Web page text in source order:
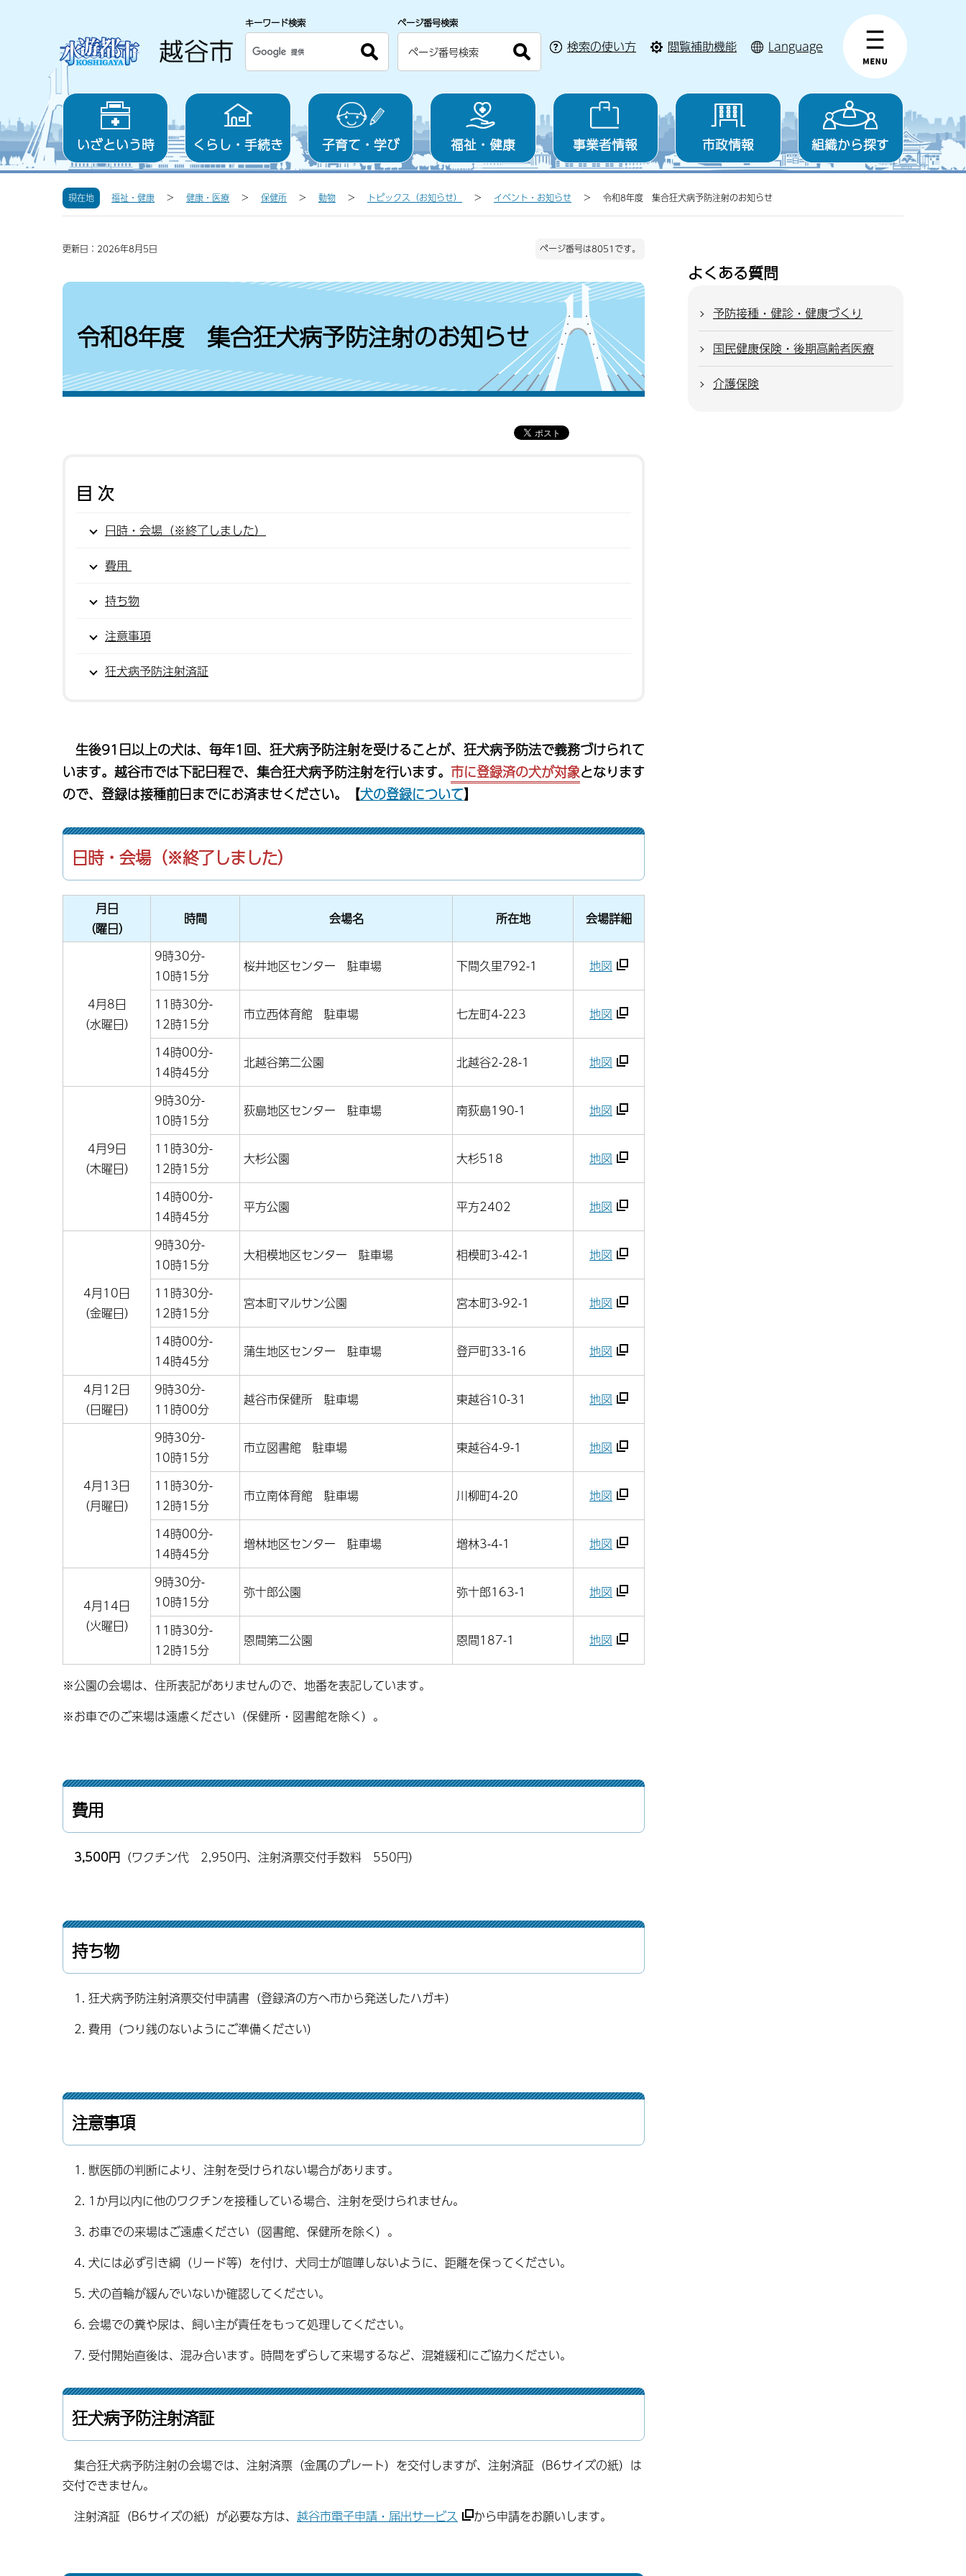
キーワード検索 ページ番号検索
検索の使い方 閲覧補助機能 Language
いざという時 くらし・手続き 子育て・学び 福祉・健康 事業者情報 市政情報 組織から探す
現在地 福祉・健康 健康・医療 保健所 動物 トピックス（お知らせ） イベント・お知らせ 令和8年度 集合狂犬病予防注射のお知らせ
更新日：2026年8月5日 ページ番号は8051です。
令和8年度 集合狂犬病予防注射のお知らせ
目次
日時・会場（※終了しました）
費用
持ち物
注意事項
狂犬病予防注射済証
生後91日以上の犬は、毎年1回、狂犬病予防注射を受けることが、狂犬病予防法で義務づけられて
います。越谷市では下記日程で、集合狂犬病予防注射を行います。 市に登録済の犬が対象となります
ので、登録は接種前日までにお済ませください。【犬の登録について】
日時・会場（※終了しました）
月日
（曜日）
時間 会場名 所在地 会場詳細
4月8日
（水曜日）
9時30分-
10時15分
桜井地区センター 駐車場 下間久里792-1 地図
11時30分-
12時15分
市立西体育館 駐車場 七左町4-223 地図
14時00分-
14時45分
北越谷第二公園 北越谷2-28-1 地図
4月9日
（木曜日）
9時30分-
10時15分
荻島地区センター 駐車場 南荻島190-1 地図
11時30分-
12時15分
大杉公園 大杉518 地図
14時00分-
14時45分
平方公園 平方2402 地図
4月10日
（金曜日）
9時30分-
10時15分
大相模地区センター 駐車場 相模町3-42-1 地図
11時30分-
12時15分
宮本町マルサン公園 宮本町3-92-1 地図
14時00分-
14時45分
蒲生地区センター 駐車場 登戸町33-16 地図
4月12日
（日曜日）
9時30分-
11時00分
越谷市保健所 駐車場 東越谷10-31 地図
4月13日
（月曜日）
9時30分-
10時15分
市立図書館 駐車場 東越谷4-9-1 地図
11時30分-
12時15分
市立南体育館 駐車場 川柳町4-20 地図
14時00分-
14時45分
増林地区センター 駐車場 増林3-4-1 地図
4月14日
（火曜日）
9時30分-
10時15分
弥十郎公園 弥十郎163-1 地図
11時30分-
12時15分
恩間第二公園 恩間187-1 地図
※公園の会場は、住所表記がありませんので、地番を表記しています。
※お車でのご来場は遠慮ください（保健所・図書館を除く）。
費用
3,500円 （ワクチン代 2,950円、注射済票交付手数料 550円）
持ち物
1. 狂犬病予防注射済票交付申請書（登録済の方へ市から発送したハガキ）
2. 費用（つり銭のないようにご準備ください）
注意事項
1. 獣医師の判断により、注射を受けられない場合があります。
2. 1か月以内に他のワクチンを接種している場合、注射を受けられません。
3. お車での来場はご遠慮ください（図書館、保健所を除く）。
4. 犬には必ず引き綱（リード等）を付け、犬同士が喧嘩しないように、距離を保ってください。
5. 犬の首輪が緩んでいないか確認してください。
6. 会場での糞や尿は、飼い主が責任をもって処理してください。
7. 受付開始直後は、混み合います。時間をずらして来場するなど、混雑緩和にご協力ください。
狂犬病予防注射済証
集合狂犬病予防注射の会場では、注射済票（金属のプレート）を交付しますが、注射済証（B6サイズの紙）は
交付できません。
注射済証（B6サイズの紙）が必要な方は、 越谷市電子申請・届出サービス から申請をお願いします。
よくある質問
予防接種・健診・健康づくり
国民健康保険・後期高齢者医療
介護保険